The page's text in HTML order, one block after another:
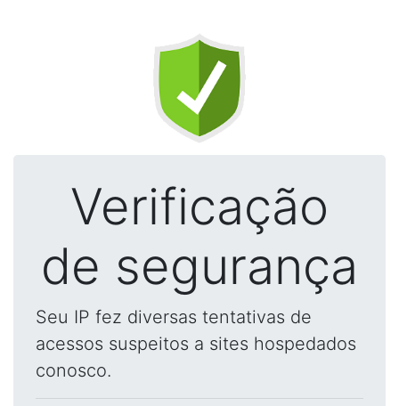
Verificação
de segurança
Seu IP fez diversas tentativas de
acessos suspeitos a sites hospedados
conosco.